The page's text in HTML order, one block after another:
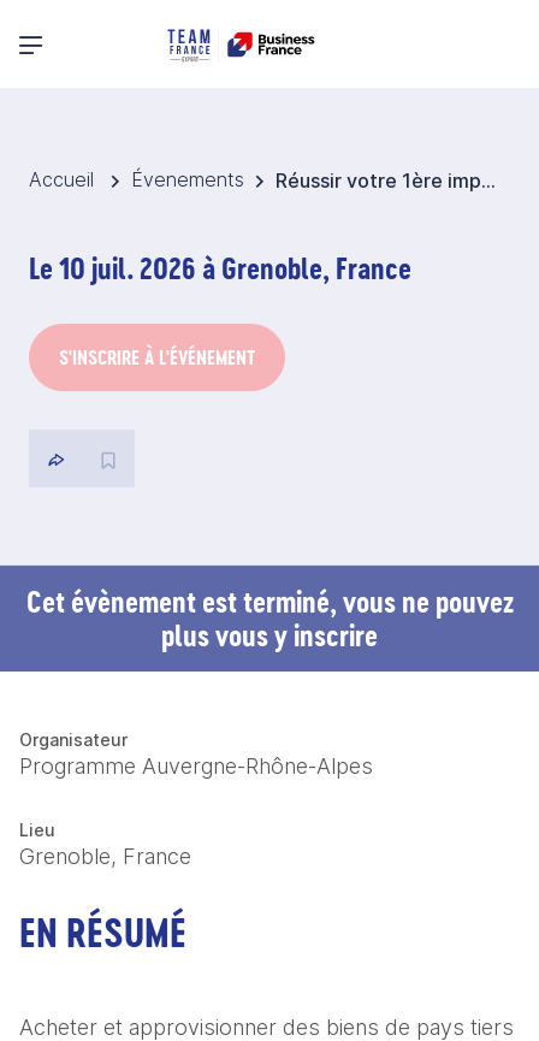
Menu principal
Accueil Évenements Réussir votre 1ère importation définitive en France ou en Union européenne depuis un pays tiers
Le 10 juil. 2026 à Grenoble, France
S'INSCRIRE À L'ÉVÉNEMENT
Cet évènement est terminé, vous ne pouvez
plus vous y inscrire
Organisateur
Programme Auvergne-Rhône-Alpes
Lieu
Grenoble, France
EN RÉSUMÉ
Acheter et approvisionner des biens de pays tiers